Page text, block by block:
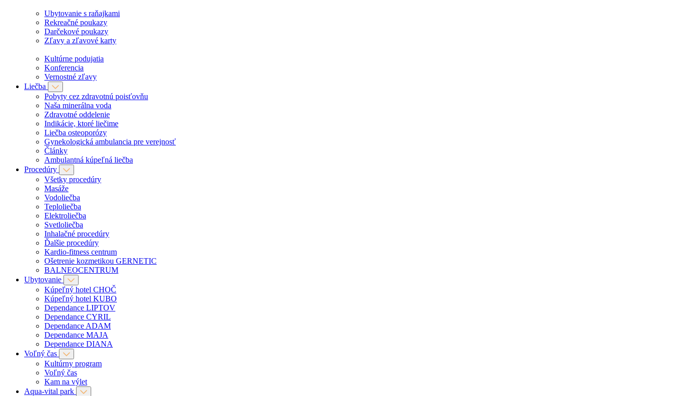
Ubytovanie s raňajkami
Rekreačné poukazy
Darčekové poukazy
Zľavy a zľavové karty
Kultúrne podujatia
Konferencia
Vernostné zľavy
Liečba
Pobyty cez zdravotnú poisťovňu
Naša minerálna voda
Zdravotné oddelenie
Indikácie, ktoré liečime
Liečba osteoporózy
Gynekologická ambulancia pre verejnosť
Články
Ambulantná kúpeľná liečba
Procedúry
Všetky procedúry
Masáže
Vodoliečba
Teploliečba
Elektroliečba
Svetloliečba
Inhalačné procedúry
Ďalšie procedúry
Kardio-fitness centrum
Ošetrenie kozmetikou GERNETIC
BALNEOCENTRUM
Ubytovanie
Kúpeľný hotel CHOČ
Kúpeľný hotel KUBO
Dependance LIPTOV
Dependance CYRIL
Dependance ADAM
Dependance MAJA
Dependance DIANA
Voľný čas
Kultúrny program
Voľný čas
Kam na výlet
Aqua-vital park